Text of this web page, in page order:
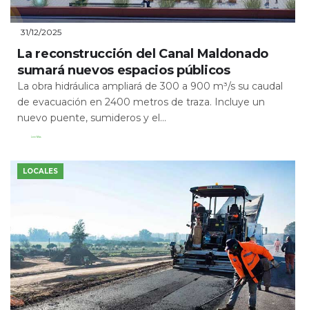
31/12/2025
La reconstrucción del Canal Maldonado
sumará nuevos espacios públicos
La obra hidráulica ampliará de 300 a 900 m³/s su caudal
de evacuación en 2400 metros de traza. Incluye un
nuevo puente, sumideros y el...
Leer Más
LOCALES